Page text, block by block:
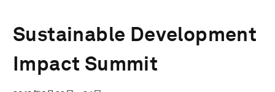
Sustainable Development
Impact Summit